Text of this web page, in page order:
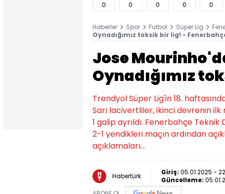
0 0 0 0 0
Haberler Spor Futbol Süper Lig
Oynadığımız toksik bir lig! -
Jose
Oynadığımız
Trendyol Süper Lig'in 18.
Sarı lacivertliler, ikinci devrenin
1 galip ayrıldı. Fenerbahçe
2-1 yendikleri maçın ardından
açıklamaları...
Habertürk Giriş: 05.01.2025 -
Güncelleme: